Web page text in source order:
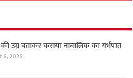
उम्र बताकर कराया नाबालिक का गर्भपात
6, 2026